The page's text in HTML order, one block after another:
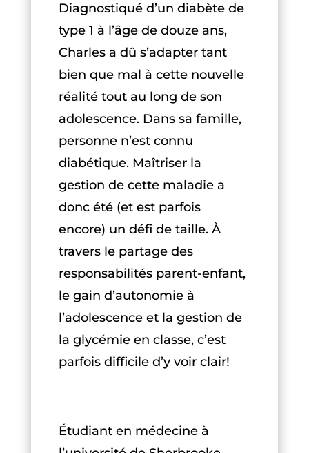
Diagnostiqué d’un diabète de
type 1 à l’âge de douze ans,
Charles a dû s’adapter tant
bien que mal à cette nouvelle
réalité tout au long de son
adolescence. Dans sa famille,
personne n’est connu
diabétique. Maîtriser la
gestion de cette maladie a
donc été (et est parfois
encore) un défi de taille. À
travers le partage des
responsabilités parent-enfant,
le gain d’autonomie à
l’adolescence et la gestion de
la glycémie en classe, c’est
parfois difficile d’y voir clair!
Étudiant en médecine à